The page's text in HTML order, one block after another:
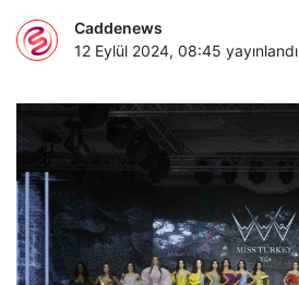
Caddenews
12 Eylül 2024, 08:45 yayınlandı